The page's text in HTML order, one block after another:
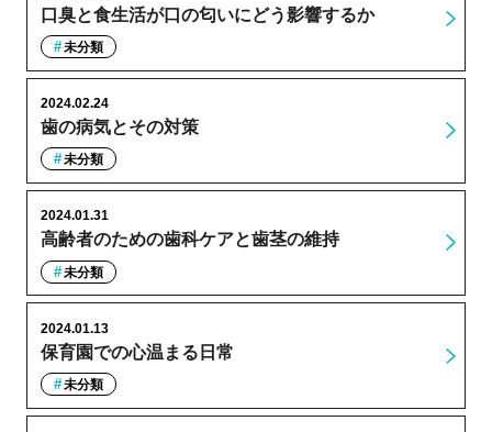
口臭と食生活が口の匂いにどう影響するか
未分類
歯の病気とその対策
2024.02.24
未分類
高齢者のための歯科ケアと歯茎の維持
2024.01.31
未分類
保育園での心温まる日常
2024.01.13
未分類